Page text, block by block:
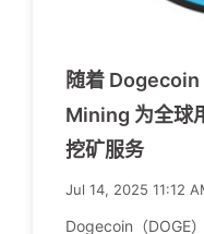
随着
Mining 为全球
挖矿服务
Jul 14, 2025 11:12
Dogecoin（DOGE